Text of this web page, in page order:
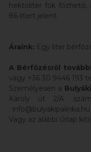
hektoliter fok főzhető,
86 litert jelent.
Áraink: Egy liter
A Bérfőzésről
vagy +36 30 9446 193
Személyesen a
Károly út 2/A.
: info@bulyakipalinka.hu
Vagy az alábbi Űrlap